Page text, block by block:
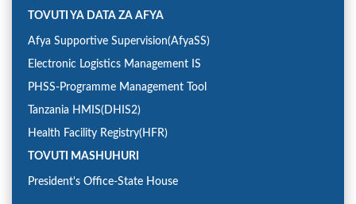
TOVUTI YA DATA ZA AFYA
Afya Supportive Supervision(AfyaSS)
Electronic Logistics Management IS
PHSS-Programme Management Tool
Tanzania HMIS(DHIS2)
Health Facility Registry(HFR)
TOVUTI MASHUHURI
President's Office-State House